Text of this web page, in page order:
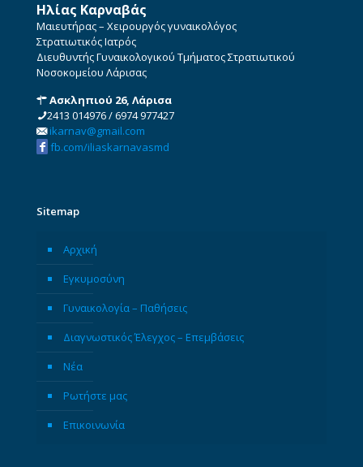
Ηλίας Καρναβάς
Μαιευτήρας – Χειρουργός γυναικολόγος
Στρατιωτικός Ιατρός
Διευθυντής Γυναικολογικού Τμήματος Στρατιωτικού
Νοσοκομείου Λάρισας
Ασκληπιού 26, Λάρισα
2413 014976/6974 977427
ikarnav@gmail.com
fb.com/iliaskarnavasmd
Sitemap
Αρχική
Εγκυμοσύνη
Γυναικολογία – Παθήσεις
Διαγνωστικός Έλεγχος – Επεμβάσεις
Νέα
Ρωτήστε μας
Επικοινωνία